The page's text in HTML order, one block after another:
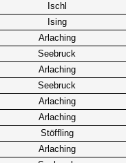
Ischl
Ising
Arlaching
Seebruck
Arlaching
Seebruck
Arlaching
Arlaching
Stöffling
Arlaching